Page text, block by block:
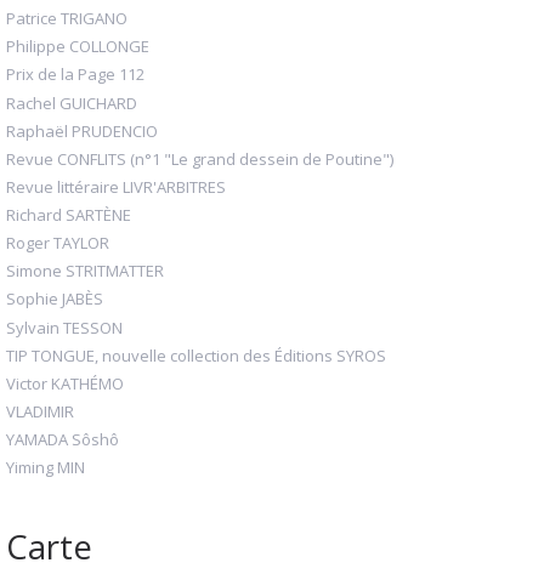
Patrice TRIGANO
Philippe COLLONGE
Prix de la Page 112
Rachel GUICHARD
Raphaël PRUDENCIO
Revue CONFLITS (n°1 "Le grand dessein de Poutine")
Revue littéraire LIVR'ARBITRES
Richard SARTÈNE
Roger TAYLOR
Simone STRITMATTER
Sophie JABÈS
Sylvain TESSON
TIP TONGUE, nouvelle collection des Éditions SYROS
Victor KATHÉMO
VLADIMIR
YAMADA Sôshô
Yiming MIN
Carte